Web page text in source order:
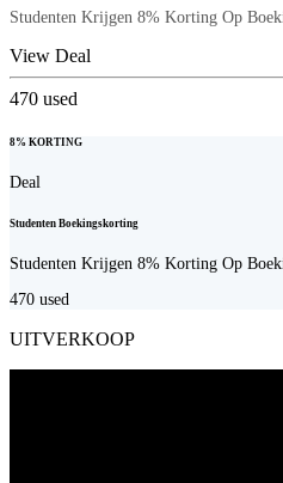
Studenten Krijgen 8% Korting Op
View Deal
470 used
8% KORTING
Deal
Studenten Boekingskorting
Studenten Krijgen 8% Korting Op
470 used
UITVERKOOP